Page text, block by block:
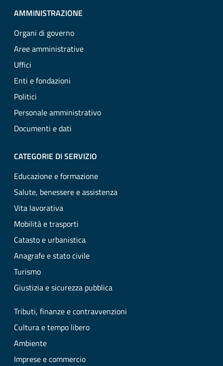
AMMINISTRAZIONE
Organi di governo
Aree amministrative
Uffici
Enti e fondazioni
Politici
Personale amministrativo
Documenti e dati
CATEGORIE DI SERVIZIO
Educazione e formazione
Salute, benessere e assistenza
Vita lavorativa
Mobilità e trasporti
Catasto e urbanistica
Anagrafe e stato civile
Turismo
Giustizia e sicurezza pubblica
Tributi, finanze e contravvenzioni
Cultura e tempo libero
Ambiente
Imprese e commercio